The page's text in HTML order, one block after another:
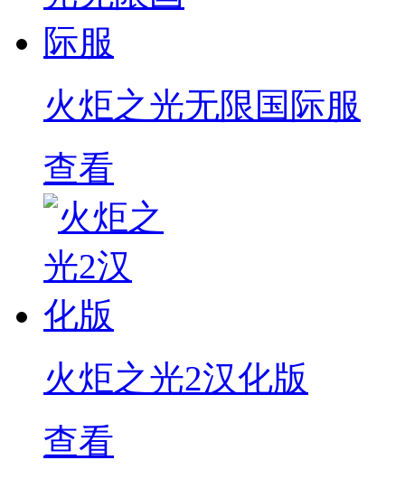
火炬之光无限国际服
查看
火炬之光2汉化版
查看